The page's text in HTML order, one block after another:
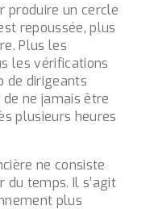
produire un cercle
repoussée, plus
Plus les
les vérifications
de dirigeants
ne jamais être
plusieurs heures
ne consiste
du temps. Il s’agit
plus